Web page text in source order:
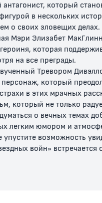
войны:
ЛЕГО
который
в нескольких
о своих зловещих делах.
Мэри Элизабет
которая
на все преграды.
Тревором
который
в этих мрачных
который не только
о вечных темах
легким юмором и
возможность
войн» встречается